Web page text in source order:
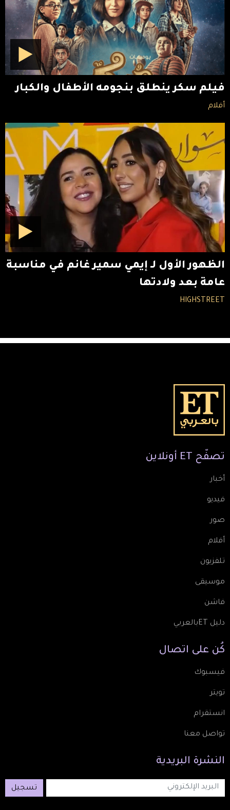
فيلم سكر ينطلق بنجومه الأطفال والكبار
أفلام
الظهور الأول لـ إيمي سمير غانم في مناسبة
عامة بعد ولادتها
HIGHSTREET
تصفّح ET أونلاين
أخبار
فيديو
صور
أفلام
تلفزيون
موسيقى
فاشن
دليل ETبالعربي
كُن على اتصال
فيسبوك
تويتر
انستقرام
تواصل معنا
النشرة البريدية
تسجيل